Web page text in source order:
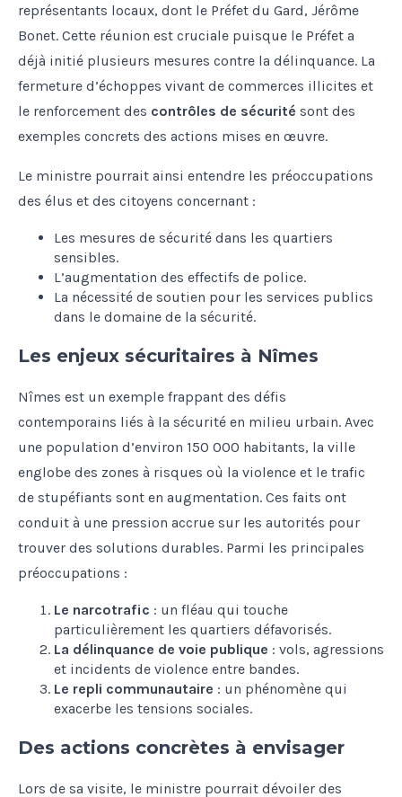
représentants locaux, dont le Préfet du Gard, Jérôme
Bonet. Cette réunion est cruciale puisque le Préfet a
déjà initié plusieurs mesures contre la délinquance. La
fermeture d’échoppes vivant de commerces illicites et
le renforcement des contrôles de sécurité sont des
exemples concrets des actions mises en œuvre.
Le ministre pourrait ainsi entendre les préoccupations
des élus et des citoyens concernant :
Les mesures de sécurité dans les quartiers
sensibles.
L’augmentation des effectifs de police.
La nécessité de soutien pour les services publics
dans le domaine de la sécurité.
Les enjeux sécuritaires à Nîmes
Nîmes est un exemple frappant des défis
contemporains liés à la sécurité en milieu urbain. Avec
une population d’environ 150 000 habitants, la ville
englobe des zones à risques où la violence et le trafic
de stupéfiants sont en augmentation. Ces faits ont
conduit à une pression accrue sur les autorités pour
trouver des solutions durables. Parmi les principales
préoccupations :
Le narcotrafic : un fléau qui touche
particulièrement les quartiers défavorisés.
La délinquance de voie publique : vols, agressions
et incidents de violence entre bandes.
Le repli communautaire : un phénomène qui
exacerbe les tensions sociales.
Des actions concrètes à envisager
Lors de sa visite, le ministre pourrait dévoiler des